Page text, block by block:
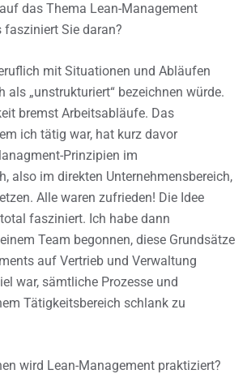
das Thema Lean-Management
Sie daran?
mit Situationen und Abläufen
als „unstrukturiert“ bezeichnen würde.
bremst Arbeitsabläufe. Das
ich tätig war, hat kurz davor
Prinzipien im
also im direkten Unternehmensbereich,
Alle waren zufrieden! Die Idee
fasziniert. Ich habe dann
Team begonnen, diese Grundsätze
auf Vertrieb und Verwaltung
war, sämtliche Prozesse und
Tätigkeitsbereich schlank zu
wird Lean-Management praktiziert?